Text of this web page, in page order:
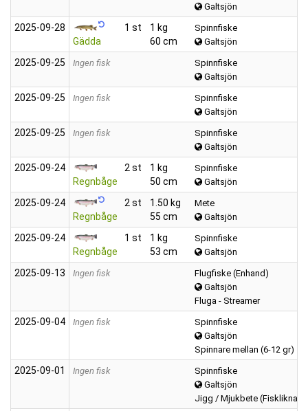
Galtsjön
2025‑09‑28
Gädda
1 st
1 kg
60 cm
Spinnfiske
Galtsjön
2025‑09‑25 Ingen fisk
Spinnfiske
Galtsjön
2025‑09‑25 Ingen fisk
Spinnfiske
Galtsjön
2025‑09‑25 Ingen fisk
Spinnfiske
Galtsjön
2025‑09‑24
Regnbåge
2 st
1 kg
50 cm
Spinnfiske
Galtsjön
2025‑09‑24
Regnbåge
2 st
1.50 kg
55 cm
Mete
Galtsjön
2025‑09‑24
Regnbåge
1 st
1 kg
53 cm
Spinnfiske
Galtsjön
2025‑09‑13 Ingen fisk
Flugfiske (Enhand)
Galtsjön
Fluga - Streamer
2025‑09‑04 Ingen fisk
Spinnfiske
Galtsjön
Spinnare mellan (6-12 gr)
2025‑09‑01 Ingen fisk
Spinnfiske
Galtsjön
Jigg / Mjukbete